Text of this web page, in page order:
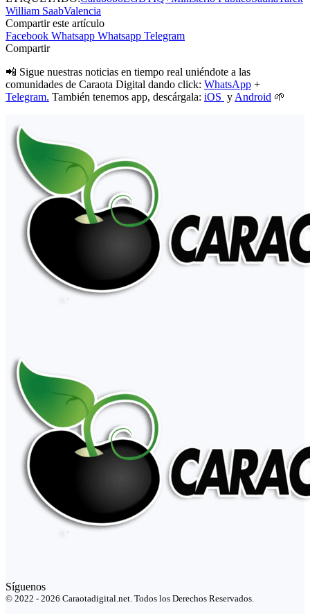
William SaabValencia
Compartir este artículo
Facebook Whatsapp Whatsapp Telegram
Compartir
📲 Sigue nuestras noticias en tiempo real uniéndote a las
comunidades de Caraota Digital dando click: WhatsApp +
Telegram. También tenemos app, descárgala: iOS y Android 🌱
Síguenos
© 2022 - 2026 Caraotadigital.net. Todos los Derechos Reservados.